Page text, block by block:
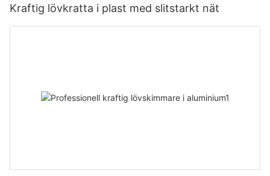
Kraftig lövkratta i plast med slitstarkt nät